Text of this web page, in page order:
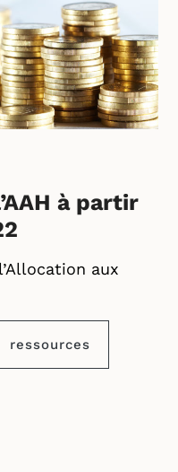
à partir
aux
ressources